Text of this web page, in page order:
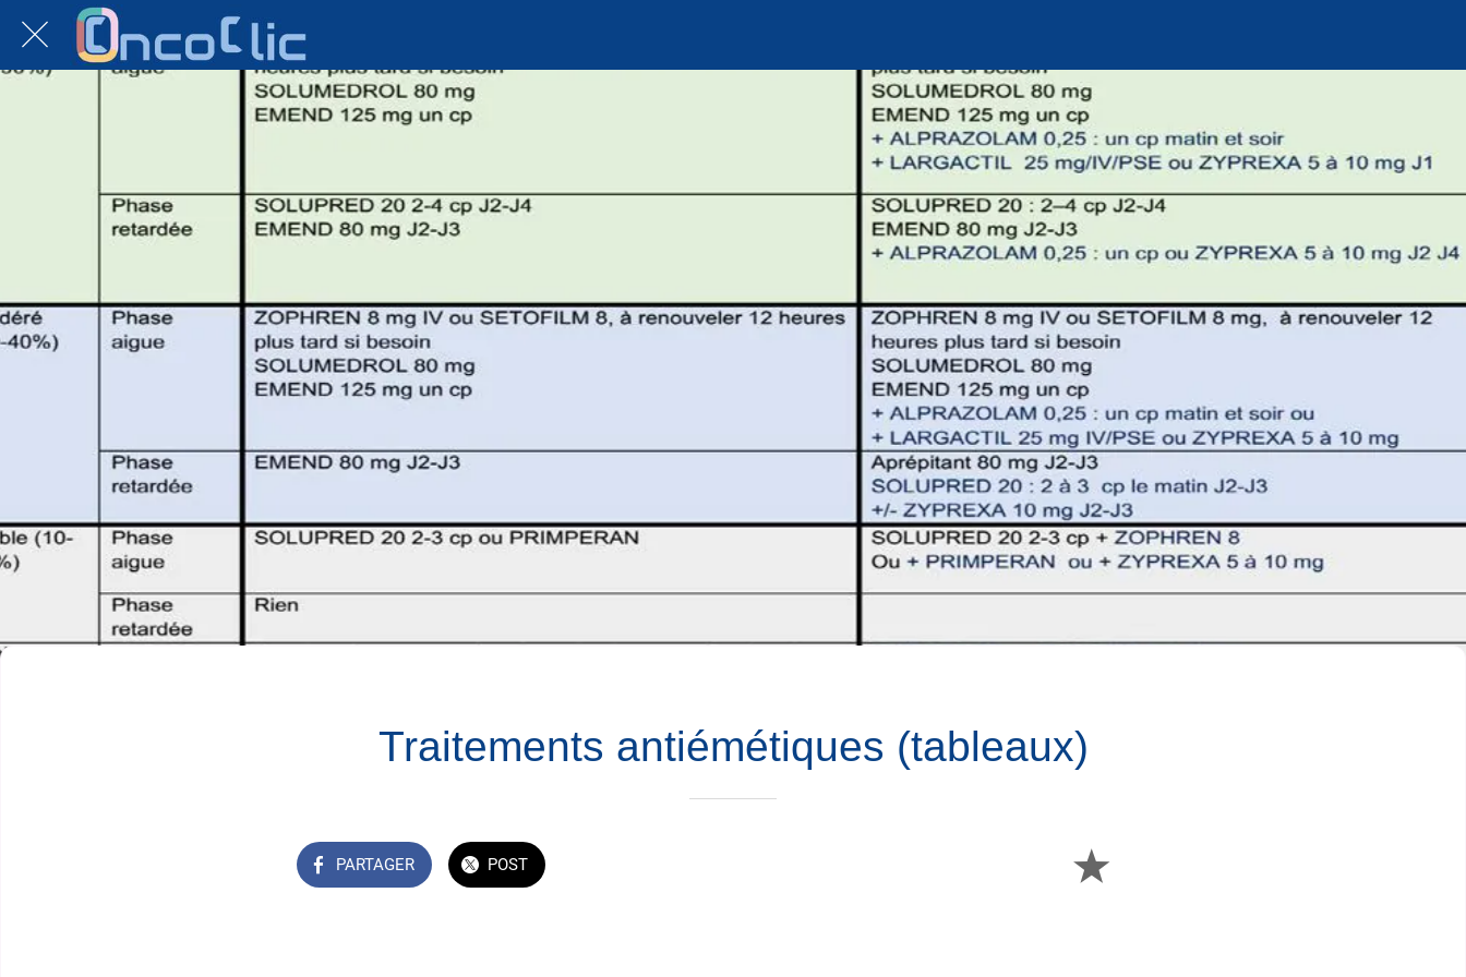
Traitements antiémétiques (tableaux)
PARTAGER POST